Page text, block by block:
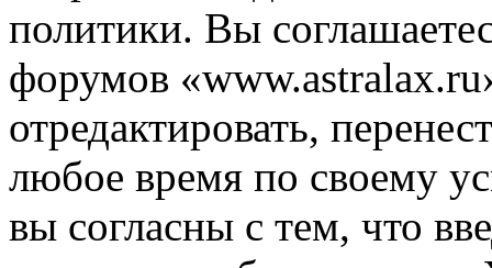
политики. Вы
форумов
отредактировать,
любое время по своему
вы согласны с тем, что